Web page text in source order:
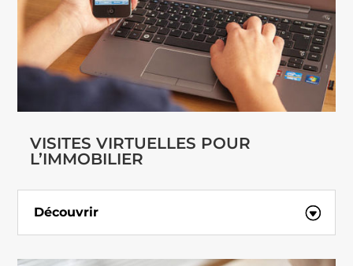
VISITES VIRTUELLES POUR
L’IMMOBILIER
Découvrir